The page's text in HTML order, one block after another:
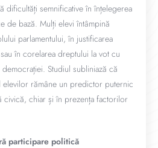
dificultăți semnificative în înțelegerea
de bază. Mulți elevi întâmpină
parlamentului, în justificarea
în corelarea dreptului la vot cu
Studiul subliniază că
elevilor rămâne un predictor puternic
civică, chiar și în prezența factorilor
participare politică